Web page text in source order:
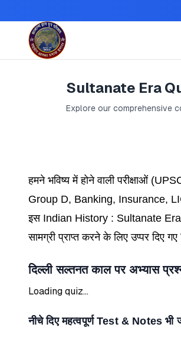
Sultanate Era
Explore our comprehensive
हमने भविष्य में होने वाली परीक्षाओं (
Group D, Banking, Insurance,
इस Indian History : Sultanate Era
सामग्री प्राप्त करने के लिए उप्पर
दिल्ली सल्तनत काल पर अभ्यास
Loading quiz...
नीचे दिए महत्वपूर्णTest & Notesभी